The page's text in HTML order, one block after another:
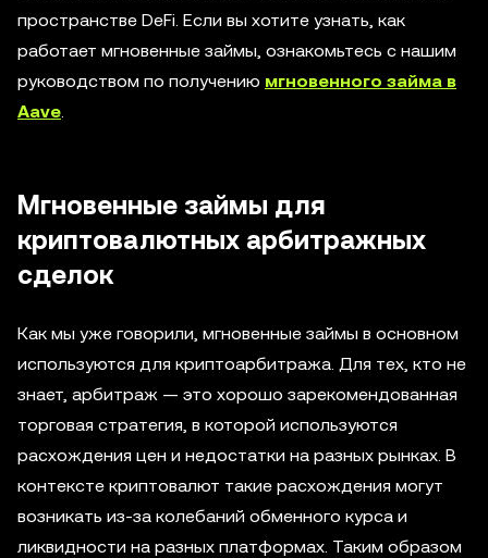
пространстве DeFi. Если вы хотите узнать, как
работает мгновенные займы, ознакомьтесь с нашим
руководством по получению мгновенного займа в
Aave.
Мгновенные займы для
криптовалютных арбитражных
сделок
Как мы уже говорили, мгновенные займы в основном
используются для криптоарбитража. Для тех, кто не
знает, арбитраж — это хорошо зарекомендованная
торговая стратегия, в которой используются
расхождения цен и недостатки на разных рынках. В
контексте криптовалют такие расхождения могут
возникать из-за колебаний обменного курса и
ликвидности на разных платформах. Таким образом